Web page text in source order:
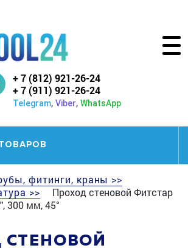
+ 7 (812) 921-26-24
+ 7 (911) 921-26-24
Telegram, Viber, WhatsApp
фитинги, краны >>
>>
Проход стеновой Фитстар
300 мм, 45°
СТЕНОВОЙ